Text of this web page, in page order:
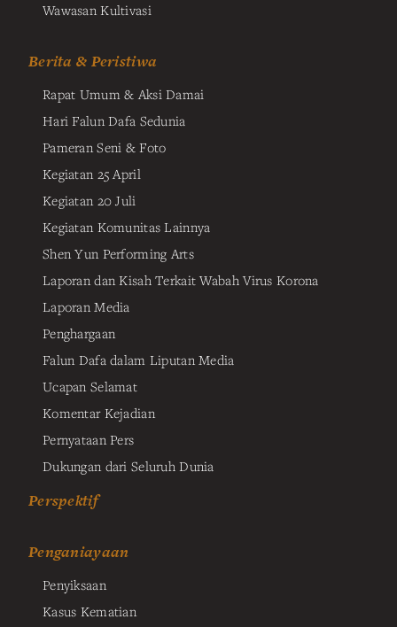
Wawasan Kultivasi
Berita & Peristiwa
Rapat Umum & Aksi Damai
Hari Falun Dafa Sedunia
Pameran Seni & Foto
Kegiatan 25 April
Kegiatan 20 Juli
Kegiatan Komunitas Lainnya
Shen Yun Performing Arts
Laporan dan Kisah Terkait Wabah Virus Korona
Laporan Media
Penghargaan
Falun Dafa dalam Liputan Media
Ucapan Selamat
Komentar Kejadian
Pernyataan Pers
Dukungan dari Seluruh Dunia
Perspektif
Penganiayaan
Penyiksaan
Kasus Kematian